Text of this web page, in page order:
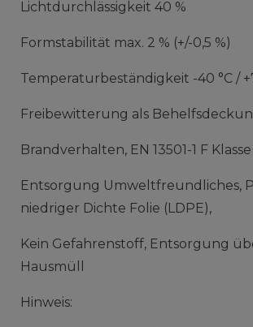
Lichtdurchlässigkeit 40 %
Formstabilität max. 2 % (+/-0,5 %)
Temperaturbeständigkeit -40 °C /
Freibewitterung als
Brandverhalten, EN 13501-1 F Klasse
Entsorgung Umweltfreundliches,
niedriger Dichte Folie (LDPE),
Kein Gefahrenstoff, Entsorgung
Hausmüll
Hinweis: